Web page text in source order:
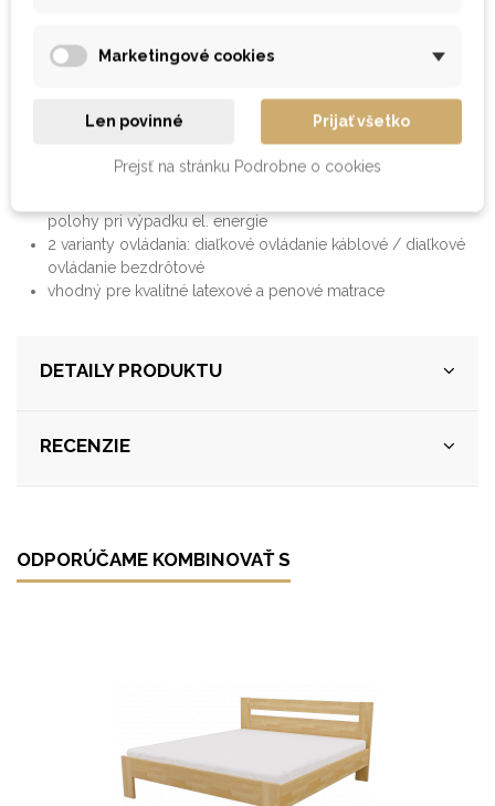
motora so 60- bodovým pružiacim systémom
dokonale kopíruje matrac a poskytuje telu optimálnu
fyziologickú oporu pri všetkých polohách spánku
pod hlavou a časti pod nohami
polohy pri výpadku el. energie
2 varianty ovládania: diaľkové ovládanie káblové / diaľkové
ovládanie bezdrôtové
vhodný pre kvalitné latexové a penové matrace
DETAILY PRODUKTU
RECENZIE
ODPORÚČAME KOMBINOVAŤ S
Marketingové cookies
Len povinné Prijať všetko
Prejsť na stránku Podrobne o cookies